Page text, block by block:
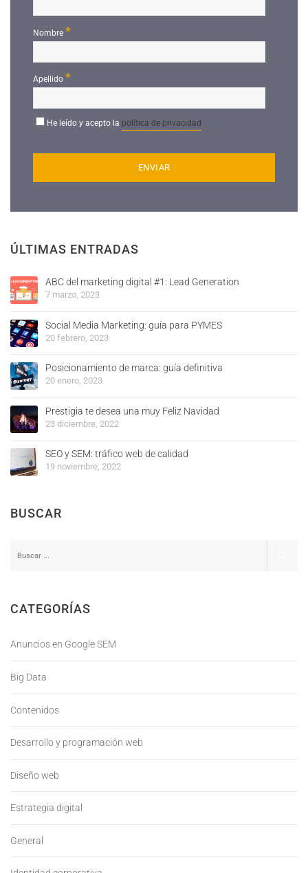
Nombre*
Apellido *
He leído y acepto la política de privacidad
ÚLTIMAS ENTRADAS
ABC del marketing digital #1: Lead Generation
7 marzo, 2023
Social Media Marketing: guía para PYMES
20 febrero, 2023
Posicionamiento de marca: guía definitiva
20 enero, 2023
Prestigia te desea una muy Feliz Navidad
23 diciembre, 2022
SEO y SEM: tráfico web de calidad
19 noviembre, 2022
BUSCAR
CATEGORÍAS
Anuncios en Google SEM
Big Data
Contenidos
Desarrollo y programación web
Diseño web
Estrategia digital
General